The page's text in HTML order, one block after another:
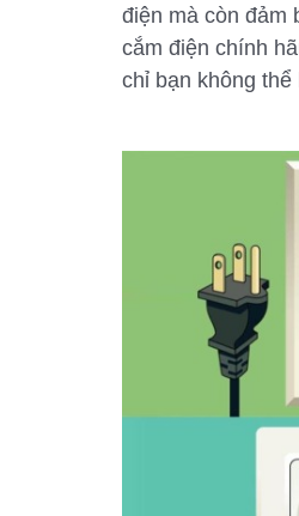
điện mà còn đảm
cắm điện chính
chỉ bạn không thể